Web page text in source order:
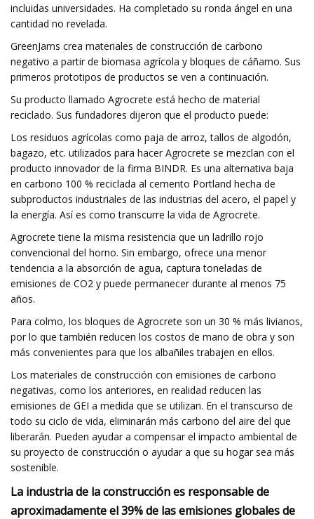
incluidas universidades. Ha completado su ronda ángel en una
cantidad no revelada.
GreenJams crea materiales de construcción de carbono
negativo a partir de biomasa agrícola y bloques de cáñamo. Sus
primeros prototipos de productos se ven a continuación.
Su producto llamado Agrocrete está hecho de material
reciclado. Sus fundadores dijeron que el producto puede:
Los residuos agrícolas como paja de arroz, tallos de algodón,
bagazo, etc. utilizados para hacer Agrocrete se mezclan con el
producto innovador de la firma BINDR. Es una alternativa baja
en carbono 100 % reciclada al cemento Portland hecha de
subproductos industriales de las industrias del acero, el papel y
la energía. Así es como transcurre la vida de Agrocrete.
Agrocrete tiene la misma resistencia que un ladrillo rojo
convencional del horno. Sin embargo, ofrece una menor
tendencia a la absorción de agua, captura toneladas de
emisiones de CO2 y puede permanecer durante al menos 75
años.
Para colmo, los bloques de Agrocrete son un 30 % más livianos,
por lo que también reducen los costos de mano de obra y son
más convenientes para que los albañiles trabajen en ellos.
Los materiales de construcción con emisiones de carbono
negativas, como los anteriores, en realidad reducen las
emisiones de GEI a medida que se utilizan. En el transcurso de
todo su ciclo de vida, eliminarán más carbono del aire del que
liberarán. Pueden ayudar a compensar el impacto ambiental de
su proyecto de construcción o ayudar a que su hogar sea más
sostenible.
La industria de la construcción es responsable de
aproximadamente el 39% de las emisiones globales de